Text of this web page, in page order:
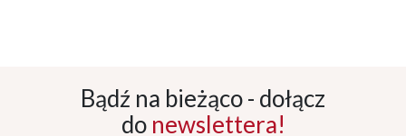
Bądź na bieżąco - dołącz
do newslettera!